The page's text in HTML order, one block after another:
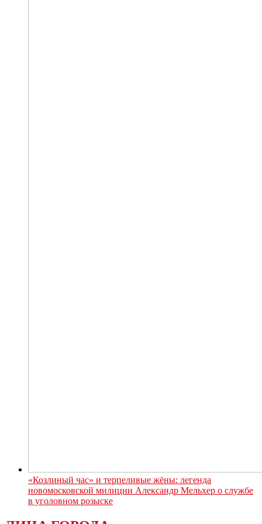
«Козлиный час» и терпеливые жёны: легенда
новомосковской милиции Александр Мельхер о службе
в уголовном розыске